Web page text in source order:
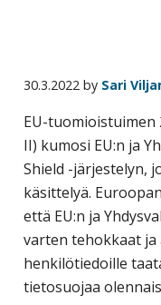
and
with
the
mission
to
enhance
the
understanding,
knowledge
30.3.2022by Sari
EU-tuomioistuimen
II) kumosi EU:n ja
Shield -järjestelyn,
käsittelyä.
että EU:n ja
varten tehokkaat
henkilötiedoille
tietosuojaa